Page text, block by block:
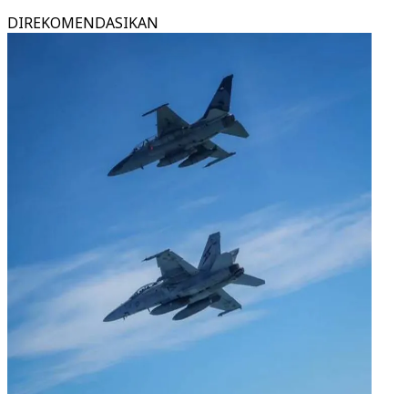
DIREKOMENDASIKAN